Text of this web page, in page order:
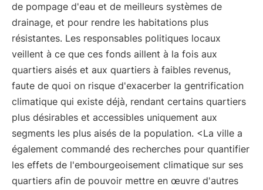
de pompage d'eau et de meilleurs systèmes de
drainage, et pour rendre les habitations plus
résistantes. Les responsables politiques locaux
veillent à ce que ces fonds aillent à la fois aux
quartiers aisés et aux quartiers à faibles revenus,
faute de quoi on risque d'exacerber la gentrification
climatique qui existe déjà, rendant certains quartiers
plus désirables et accessibles uniquement aux
segments les plus aisés de la population. <La ville a
également commandé des recherches pour quantifier
les effets de l'embourgeoisement climatique sur ses
quartiers afin de pouvoir mettre en œuvre d'autres